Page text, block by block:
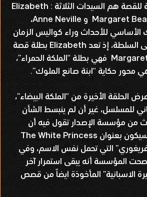
لكن المحاور الأساسية للقصة هم السيدات الثلاثة : Elizabeth
Woodville و Margaret Beaufort و Anne Neville،
الأساسي للأحداث وراء كواليس الزمان
الماضي للاستحواز على السلطة، إذ تعد Elizabeth بطلة قصة
“الملكة البيضاء”، أما Margaret فهي بطلة “الملكة الحمراء”،
الحلقة الأخيرة من “الملكة البيضاء”،
للمسلسل، غير أن لم ينبسط الشأن
من مؤسسة الإصدار تقول فيه أن
هنالك سيزون ثانٍ، وسيكون بعنوان The White Princess
التي تحمل نفس الاسم، وفي
مارس 2018 أفصحت المؤسسة أنه يبقى استمرار آخر
الاسبانية” المأخوذة ايضاً من قصص